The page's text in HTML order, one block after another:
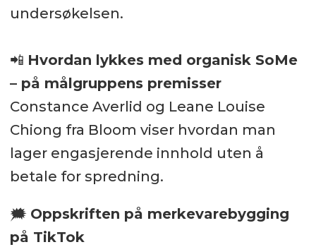
undersøkelsen.
📲 Hvordan lykkes med organisk SoMe
– på målgruppens premisser
Constance Averlid og Leane Louise
Chiong fra Bloom viser hvordan man
lager engasjerende innhold uten å
betale for spredning.
🗯️ Oppskriften på merkevarebygging
på TikTok